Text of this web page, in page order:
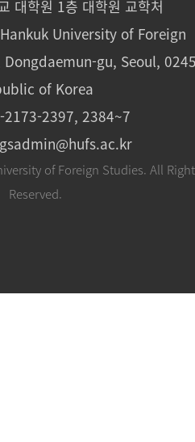
대학원 1층 대학원 교학처
University of Foreign
gu, Seoul,
of Korea
2173-2397, 2384~7
gsadmin@hufs.ac.kr
of Foreign Studies. All
Reserved.